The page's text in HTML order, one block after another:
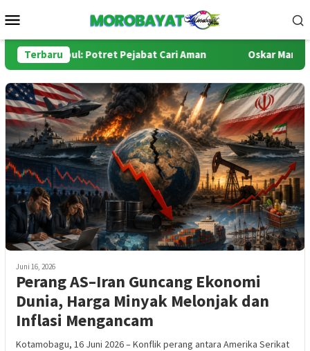
ke
Mobile
Terbaru
Tumpul: Potret Pejabat Cari Aman Oskar Manoppo
Juni 16, 2026
Perang AS–Iran Guncang Ekonomi
Dunia, Harga Minyak Melonjak dan
Inflasi Mengancam
Kotamobagu, 16 Juni 2026 – Konflik perang antara Amerika Serikat